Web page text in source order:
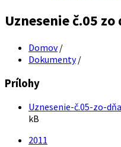
Uznesenie č.05
Domov /
Dokumenty /
Prílohy
Uznesenie-č.05-zo-
kB
2011